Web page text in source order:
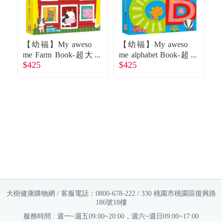
【幼福】My aweso
me Farm Book-超大
動物造型書
$425
【幼福】My aweso
me alphabet Book-超
大ABC字母書
$425
大樹健康購物網 / 客服電話：0800-678-222 / 330 桃園市桃園區復興路
186號18樓
服務時間 : 週一~週五09:00~20:00，週六~週日09:00~17:00